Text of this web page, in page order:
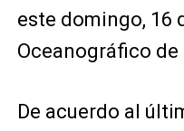
este domingo, 16
Oceanográfico
De acuerdo al